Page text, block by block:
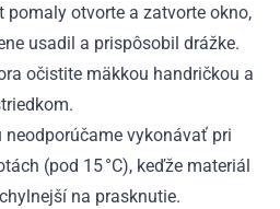
otvorte a zatvorte okno,
usadil a prispôsobil drážke.
očistite mäkkou handričkou a
neodporúčame vykonávať pri
(pod 15 °C), keďže materiál
na prasknutie.